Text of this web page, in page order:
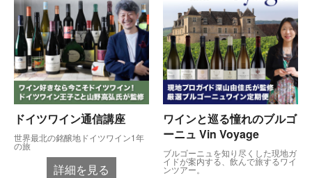
ドイツワイン通信講座
世界最北の銘醸地ドイツワイン1年
の旅
詳細を見る
ワインと巡る憧れのブルゴ
ーニュ Vin Voyage
ブルゴーニュを知り尽くした現地ガ
イドが案内する、飲んで旅するワイ
ンツアー。